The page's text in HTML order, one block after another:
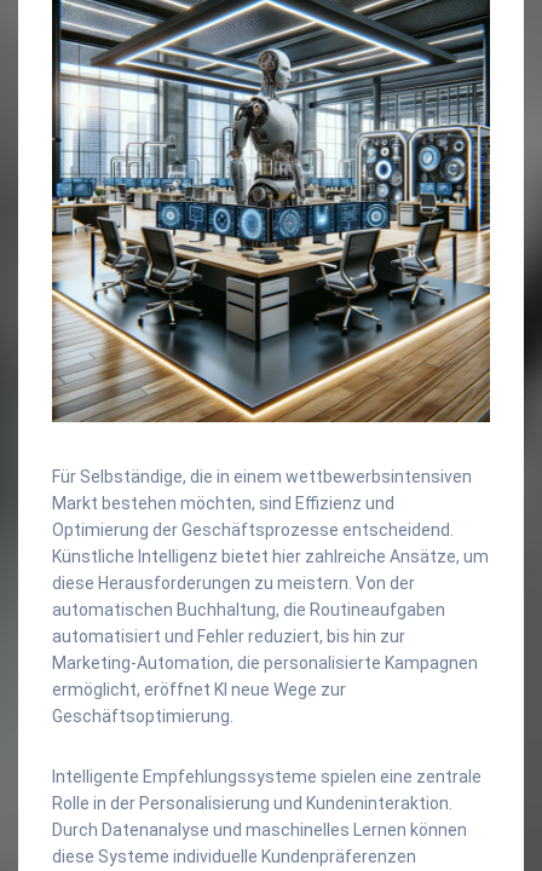
Für Selbständige, die in einem wettbewerbsintensiven
Markt bestehen möchten, sind Effizienz und
Optimierung der Geschäftsprozesse entscheidend.
Künstliche Intelligenz bietet hier zahlreiche Ansätze, um
diese Herausforderungen zu meistern. Von der
automatischen Buchhaltung, die Routineaufgaben
automatisiert und Fehler reduziert, bis hin zur
Marketing-Automation, die personalisierte Kampagnen
ermöglicht, eröffnet KI neue Wege zur
Geschäftsoptimierung.
Intelligente Empfehlungssysteme spielen eine zentrale
Rolle in der Personalisierung und Kundeninteraktion.
Durch Datenanalyse und maschinelles Lernen können
diese Systeme individuelle Kundenpräferenzen